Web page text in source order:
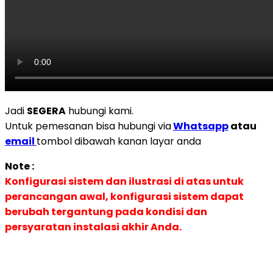
Jadi SEGERA hubungi kami.
Untuk pemesanan bisa hubungi viaWhatsappatau
email tombol dibawah kanan layar anda
Note :
Konfigurasi sistem dan ilustrasi di atas untuk
perancangan awal, konfigurasi sistem dapat
berubah tergantung pada kondisi dan
persyaratan instalasi akhir Anda.